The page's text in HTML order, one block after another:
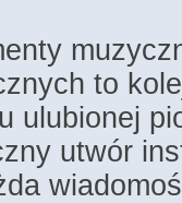
to
ulubionej
utwór